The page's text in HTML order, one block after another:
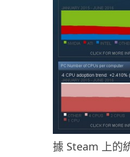
據 Steam 上的